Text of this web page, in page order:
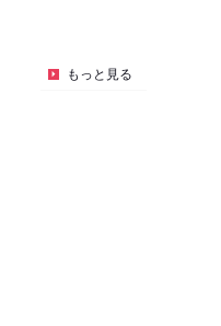
もっと見る